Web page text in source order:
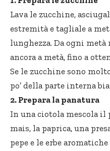
Lava le zucchine,
estremità e tagliale a
lunghezza. Da ogni
ancora a metà, fino a
Se le zucchine sono
po’ della parte interna
2. Prepara la panatura
In una ciotola mescola il
mais, la paprica, una
pepe e le erbe